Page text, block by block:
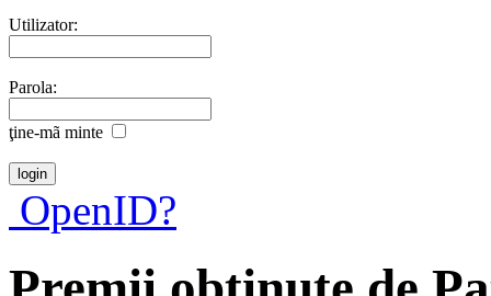
Utilizator:
Parola:
ţine-mã minte
OpenID?